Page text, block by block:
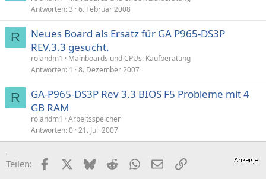
Antworten 3 6. Februar 2008
R
Neues Board als Ersatz für GA P965-DS3P
REV.3.3 gesucht.
rolandm1
Mainboards und CPUs: Kaufberatung
Antworten 1 8. Dezember 2007
R
GA-P965-DS3P Rev 3.3 BIOS F5 Probleme mit 4
GB RAM
rolandm1
Arbeitsspeicher
Antworten 0 21. Juli 2007
Teilen: FacebookX (Twitter)
BlueskyRedditWhatsApp
E-MailLink